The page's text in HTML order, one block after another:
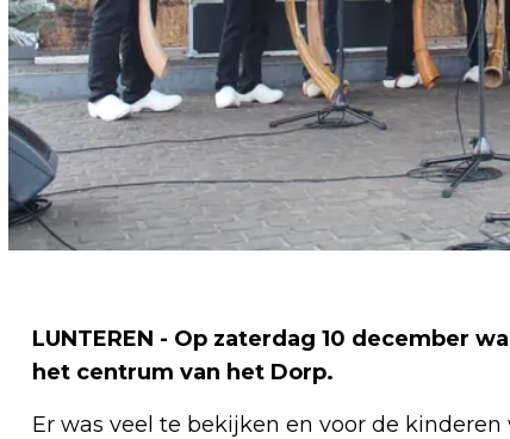
LUNTEREN - Op zaterdag 10 december
het centrum van het Dorp.
Er was veel te bekijken en voor de